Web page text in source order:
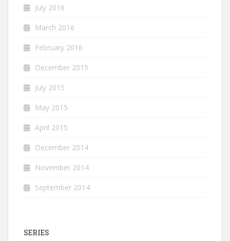
July 2016
March 2016
February 2016
December 2015
July 2015
May 2015
April 2015
December 2014
November 2014
September 2014
SERIES